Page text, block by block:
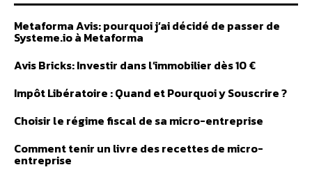
Metaforma Avis: pourquoi j’ai décidé de passer de
Systeme.io à Metaforma
Avis Bricks: Investir dans l’immobilier dès 10 €
Impôt Libératoire : Quand et Pourquoi y Souscrire ?
Choisir le régime fiscal de sa micro-entreprise
Comment tenir un livre des recettes de micro-
entreprise